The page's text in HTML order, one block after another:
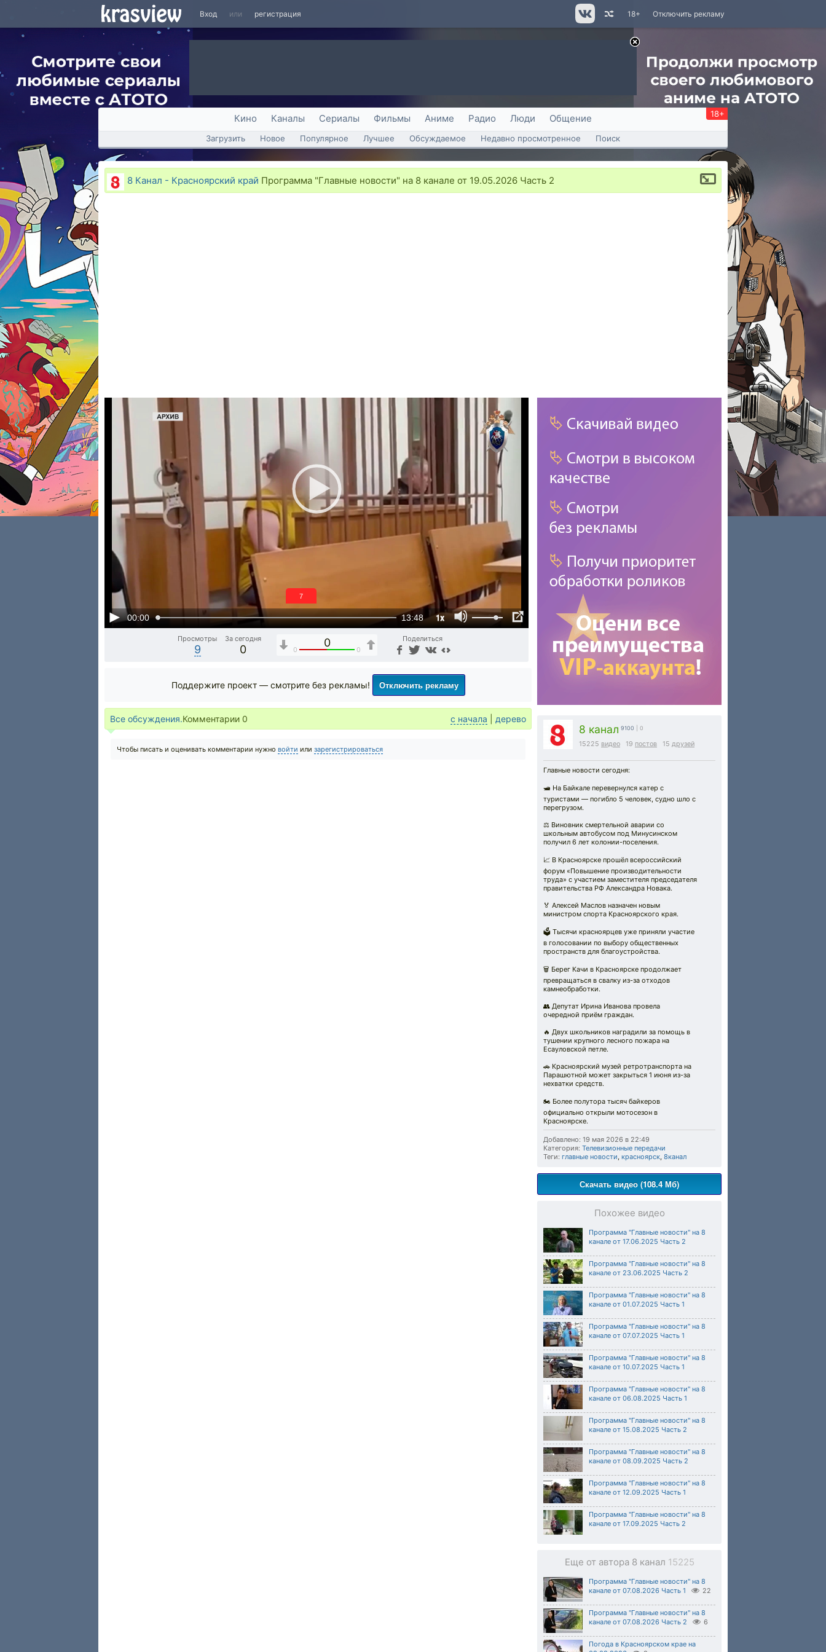
Вход или регистрация Отключить рекламу
18+
Кино Каналы Сериалы Фильмы Аниме Радио Люди Общение 18+
Загрузить Новое Популярное Лучшее Обсуждаемое Недавно просмотренное Поиск
8 Канал - Красноярский край Программа "Главные новости" на 8 канале от 19.05.2026 Часть 2
00:00 13:48 1x
6
Просмотры
9
За сегодня
0
0
0 0
Поделиться
8 канал 9100 | 0
15225 видео 19 постов 15 друзей
Главные новости сегодня:
🛥️ На Байкале перевернулся катер с
туристами — погибло 5 человек, судно шло с
перегрузом.
⚖️ Виновник смертельной аварии со
школьным автобусом под Минусинском
получил 6 лет колонии-поселения.
📈 В Красноярске прошёл всероссийский
форум «Повышение производительности
труда» с участием заместителя председателя
правительства РФ Александра Новака.
🏅 Алексей Маслов назначен новым
министром спорта Красноярского края.
🗳️ Тысячи красноярцев уже приняли участие
в голосовании по выбору общественных
пространств для благоустройства.
🗑️ Берег Качи в Красноярске продолжает
превращаться в свалку из-за отходов
камнеобработки.
👥 Депутат Ирина Иванова провела
очередной приём граждан.
🔥 Двух школьников наградили за помощь в
тушении крупного лесного пожара на
Есауловской петле.
🚗 Красноярский музей ретротранспорта на
Парашютной может закрыться 1 июня из-за
нехватки средств.
🏍️ Более полутора тысяч байкеров
официально открыли мотосезон в
Красноярске.
Добавлено: 19 мая 2026 в 22:49
Категория: Телевизионные передачи
Теги: главные новости, красноярск, 8канал
Скачать видео (108.4 Мб)
Похожее видео
Программа "Главные новости" на 8
канале от 17.06.2025 Часть 2
Программа "Главные новости" на 8
канале от 23.06.2025 Часть 2
Программа "Главные новости" на 8
канале от 01.07.2025 Часть 1
Программа "Главные новости" на 8
канале от 07.07.2025 Часть 1
Программа "Главные новости" на 8
канале от 10.07.2025 Часть 1
Программа "Главные новости" на 8
канале от 06.08.2025 Часть 1
Программа "Главные новости" на 8
канале от 15.08.2025 Часть 2
Программа "Главные новости" на 8
канале от 08.09.2025 Часть 2
Программа "Главные новости" на 8
канале от 12.09.2025 Часть 1
Программа "Главные новости" на 8
канале от 17.09.2025 Часть 2
Еще от автора 8 канал 15225
Программа "Главные новости" на 8
канале от 07.08.2026 Часть 1
22
Программа "Главные новости" на 8
канале от 07.08.2026 Часть 2
6
Погода в Красноярском крае на
Поддержите проект — смотрите без рекламы! Отключить рекламу
Все обсуждения.Комментарии 0 с начала дерево
Чтобы писать и оценивать комментарии нужно войти или зарегистрироваться